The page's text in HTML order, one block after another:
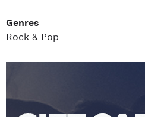
Genres
Rock & Pop